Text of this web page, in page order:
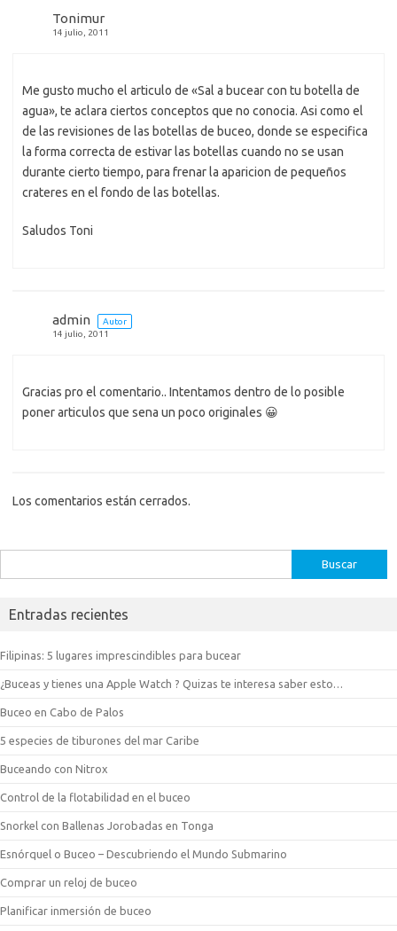
Tonimur
14 julio, 2011
Me gusto mucho el articulo de «Sal a bucear con tu botella de
agua», te aclara ciertos conceptos que no conocia. Asi como el
de las revisiones de las botellas de buceo, donde se especifica
la forma correcta de estivar las botellas cuando no se usan
durante cierto tiempo, para frenar la aparicion de pequeños
crateres en el fondo de las botellas.
Saludos Toni
admin
Autor
14 julio, 2011
Gracias pro el comentario.. Intentamos dentro de lo posible
poner articulos que sena un poco originales 😀
Los comentarios están cerrados.
Entradas recientes
Filipinas: 5 lugares imprescindibles para bucear
¿Buceas y tienes una Apple Watch ? Quizas te interesa saber esto…
Buceo en Cabo de Palos
5 especies de tiburones del mar Caribe
Buceando con Nitrox
Control de la flotabilidad en el buceo
Snorkel con Ballenas Jorobadas en Tonga
Esnórquel o Buceo – Descubriendo el Mundo Submarino
Comprar un reloj de buceo
Planificar inmersión de buceo